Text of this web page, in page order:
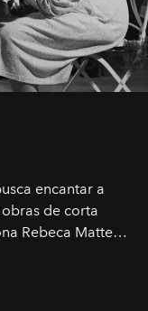
encantar a
de corta
Rebeca Matte
estas
limpias; ponen el